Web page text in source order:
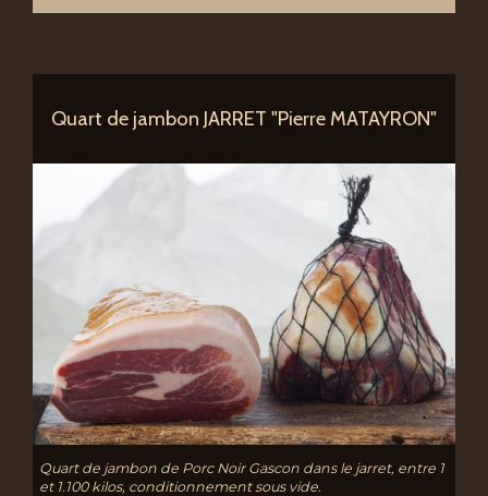
Quart de jambon JARRET "Pierre MATAYRON"
Quart de jambon de Porc Noir Gascon dans le jarret, entre 1
et 1.100 kilos, conditionnement sous vide.